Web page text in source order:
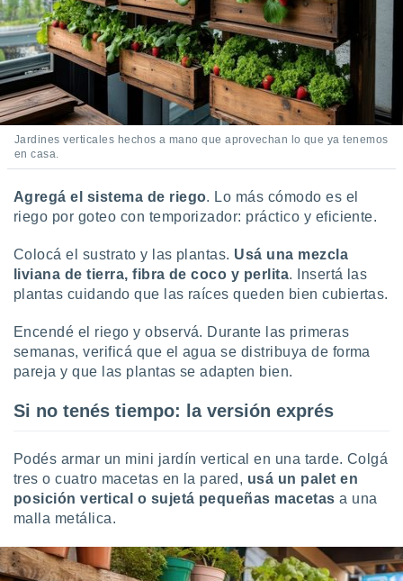
Jardines verticales hechos a mano que aprovechan lo que ya tenemos
en casa.
Agregá el sistema de riego. Lo más cómodo es el
riego por goteo con temporizador: práctico y eficiente.
Colocá el sustrato y las plantas. Usá una mezcla
liviana de tierra, fibra de coco y perlita. Insertá las
plantas cuidando que las raíces queden bien cubiertas.
Encendé el riego y observá. Durante las primeras
semanas, verificá que el agua se distribuya de forma
pareja y que las plantas se adapten bien.
Si no tenés tiempo: la versión exprés
Podés armar un mini jardín vertical en una tarde. Colgá
tres o cuatro macetas en la pared, usá un palet en
posición vertical o sujetá pequeñas macetasa una
malla metálica.